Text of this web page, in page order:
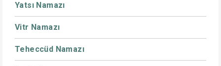
Yatsı Namazı
Vitr Namazı
Teheccüd Namazı